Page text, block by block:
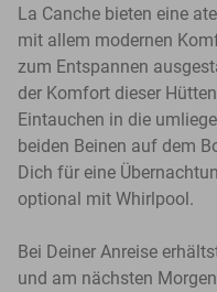
La Canche bieten eine
mit allem modernen
zum Entspannen
der Komfort dieser
Eintauchen in die
beiden Beinen auf dem
Dich für eine
optional mit Whirlpool.
Bei Deiner Anreise
und am nächsten